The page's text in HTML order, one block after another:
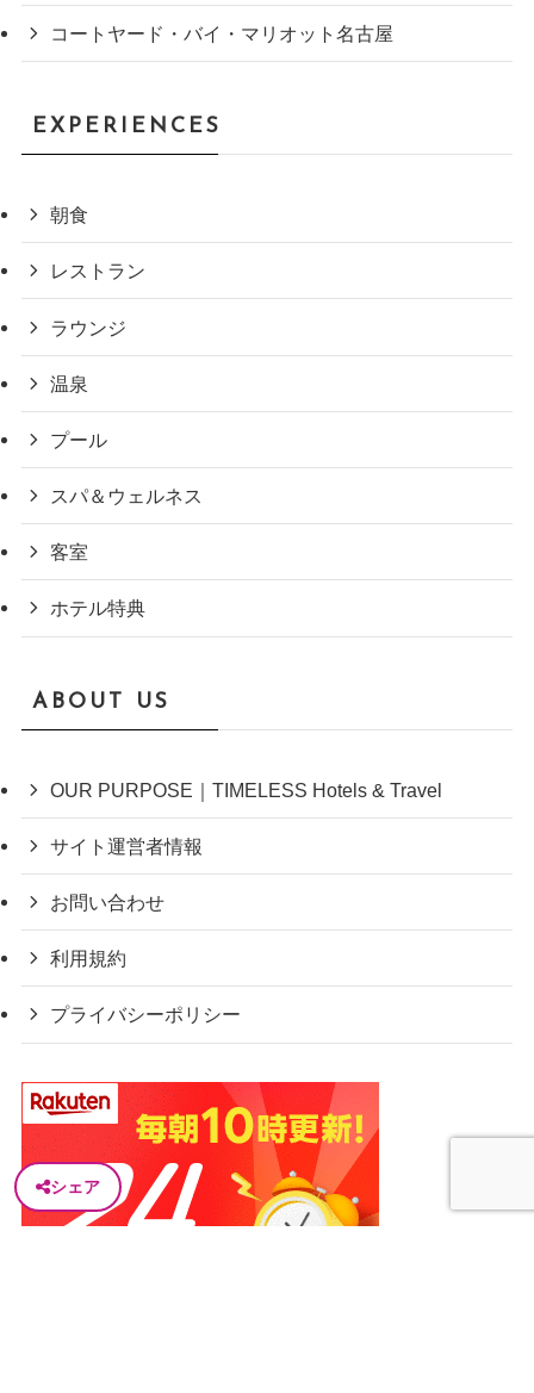
シェア
コートヤード・バイ・マリオット名古屋
EXPERIENCES
朝食
レストラン
ラウンジ
温泉
プール
スパ＆ウェルネス
客室
ホテル特典
ABOUT US
OUR PURPOSE｜TIMELESS Hotels & Travel
サイト運営者情報
お問い合わせ
利用規約
プライバシーポリシー